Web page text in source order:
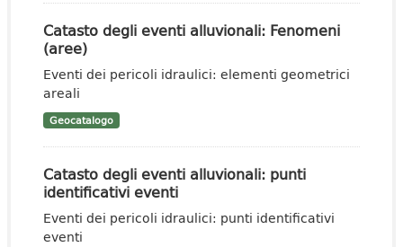
Catasto degli eventi alluvionali: Fenomeni
(aree)
Eventi dei pericoli idraulici: elementi geometrici
areali
Geocatalogo
Catasto degli eventi alluvionali: punti
identificativi eventi
Eventi dei pericoli idraulici: punti identificativi
eventi